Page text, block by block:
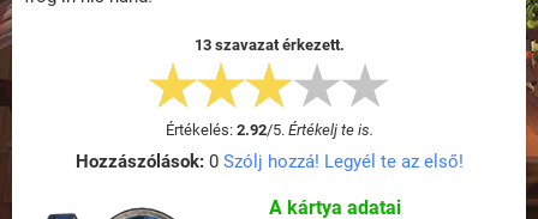
13 szavazat érkezett.
Értékelés: 2.92/5. Értékelj te is.
Hozzászólások:0 Szólj hozzá! Legyél te az első!
A kártya adatai